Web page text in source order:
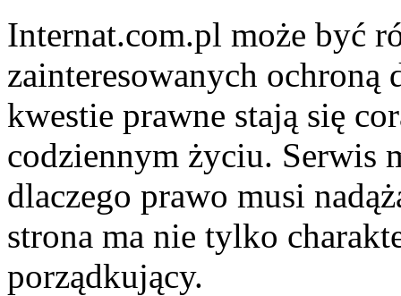
Internat.com.pl może być
zainteresowanych
kwestie prawne stają się
codziennym życiu. Serwis
dlaczego prawo musi
strona ma nie tylko
porządkujący.